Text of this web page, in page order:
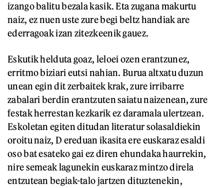
izango balitu bezala kasik. Eta zugana makurtu
naiz, ez nuen uste zure begi beltz handiak are
ederragoak izan zitezkeenik gauez.
Eskutik helduta goaz, leloei ozen erantzunez,
erritmo biziari eutsi nahian. Burua altxatu duzun
unean egin dit zerbaitek krak, zure irribarre
zabalari berdin erantzuten saiatu naizenean, zure
festak herrestan kezkarik ez daramala ulertzean.
Eskoletan egiten ditudan literatur solasaldiekin
oroitu naiz, D ereduan ikasita ere euskaraz esaldi
oso bat esateko gai ez diren ehundaka haurrekin,
nire semeak lagunekin euskaraz mintzo direla
entzutean begiak-talo jartzen dituztenekin,